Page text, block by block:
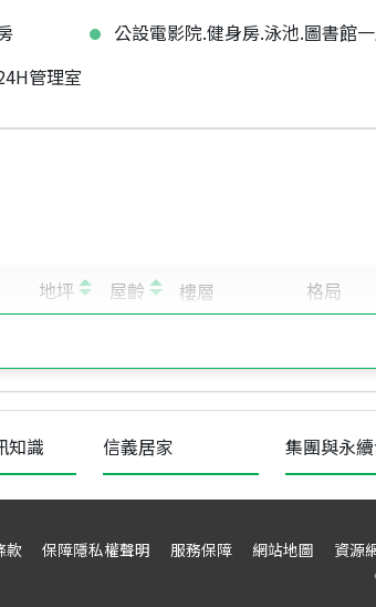
公設電影院.健身房.泳池.圖書館
管理室
知識 信義居家 集團與永
款 保障隱私權聲明 服務保障 網站地圖 資源